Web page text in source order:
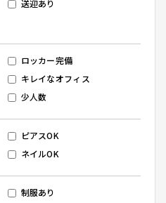
送迎あり
ロッカー完備
キレイなオフィス
少人数
ピアスOK
ネイルOK
制服あり